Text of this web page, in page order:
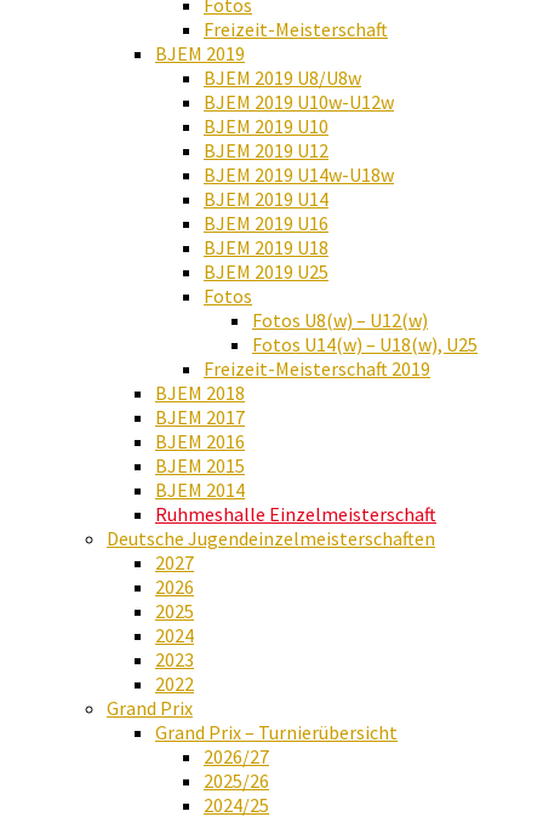
Fotos
Freizeit-Meisterschaft
BJEM 2019
BJEM 2019 U8/U8w
BJEM 2019 U10w-U12w
BJEM 2019 U10
BJEM 2019 U12
BJEM 2019 U14w-U18w
BJEM 2019 U14
BJEM 2019 U16
BJEM 2019 U18
BJEM 2019 U25
Fotos
Fotos U8(w) – U12(w)
Fotos U14(w) – U18(w), U25
Freizeit-Meisterschaft 2019
BJEM 2018
BJEM 2017
BJEM 2016
BJEM 2015
BJEM 2014
Ruhmeshalle Einzelmeisterschaft
Deutsche Jugendeinzelmeisterschaften
2027
2026
2025
2024
2023
2022
Grand Prix
Grand Prix – Turnierübersicht
2026/27
2025/26
2024/25